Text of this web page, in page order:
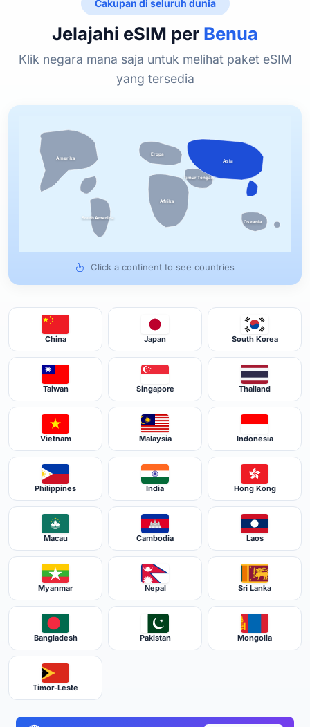
Cakupan di seluruh dunia
Jelajahi eSIM per Benua
Klik negara mana saja untuk melihat paket eSIM
yang tersedia
Amerika
South America
Eropa
Afrika
Timur Tengah
Asia
Oseania
Click a continent to see countries
China Japan South Korea
Taiwan Singapore Thailand
Vietnam Malaysia Indonesia
Philippines India Hong Kong
Macau Cambodia Laos
Myanmar Nepal Sri Lanka
Bangladesh Pakistan Mongolia
Timor-Leste